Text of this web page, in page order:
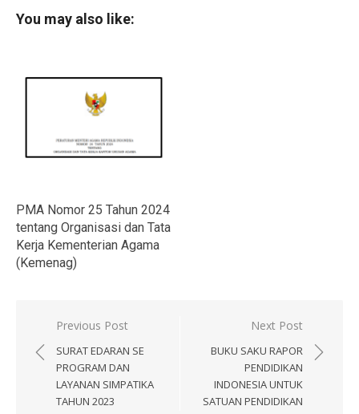
You may also like:
PMA Nomor 25 Tahun 2024
tentang Organisasi dan Tata
Kerja Kementerian Agama
(Kemenag)
Navigasi
pos
Previous Post
SURAT EDARAN SE
PROGRAM DAN
LAYANAN SIMPATIKA
TAHUN 2023
Next Post
BUKU SAKU RAPOR
PENDIDIKAN
INDONESIA UNTUK
SATUAN PENDIDIKAN